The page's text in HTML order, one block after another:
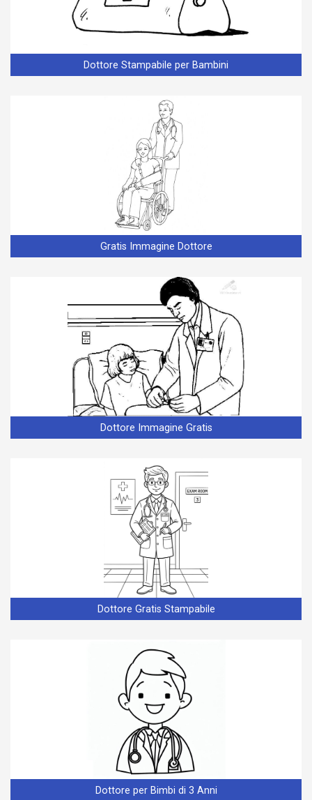
Dottore Stampabile per Bambini
Gratis Immagine Dottore
Dottore Immagine Gratis
Dottore Gratis Stampabile
Dottore per Bimbi di 3 Anni